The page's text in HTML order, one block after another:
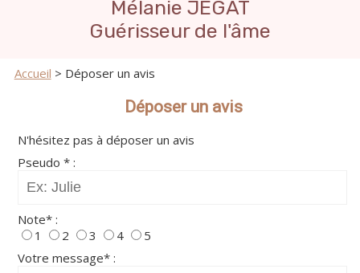
Mélanie JEGAT
Guérisseur de l'âme
Accueil > Déposer un avis
Déposer un avis
N'hésitez pas à déposer un avis
Pseudo * :
Note* :
1
2 3 4
5
Votre message* :